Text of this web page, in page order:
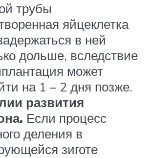
трубы
яйцеклетка
в ней
дольше, вследствие
может
на 1 – 2 дня позже.
развития
Если процесс
деления в
зиготе